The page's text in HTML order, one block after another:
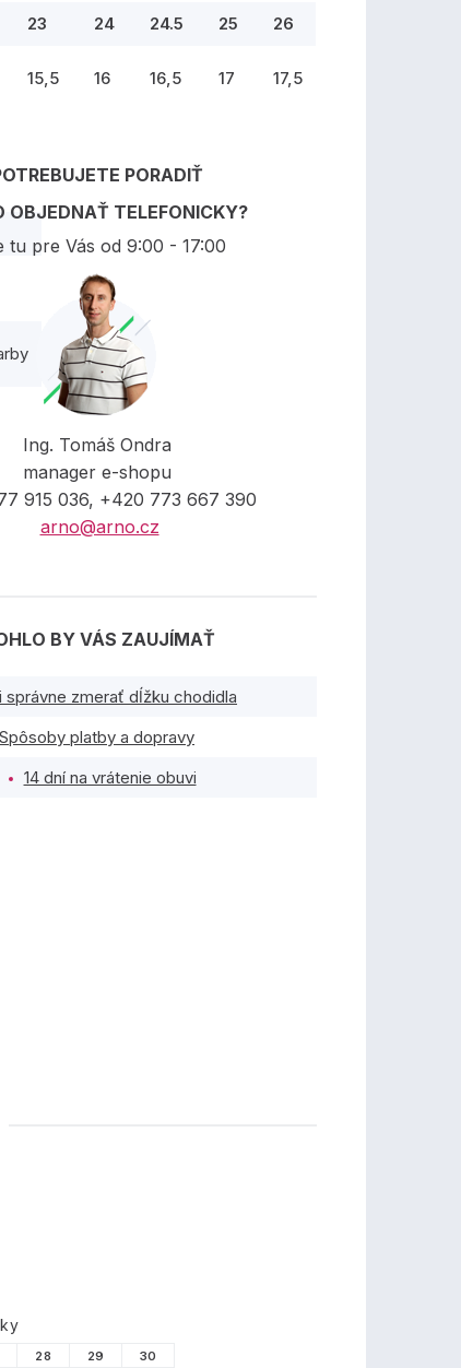
23 24 24.5 25 26
15,5 16 16,5 17 17,5
PORADIŤ
OBJEDNAŤ TELEFONICKY?
tu pre Vás od 9:00 - 17:00
Ing. Tomáš Ondra
manager e-shopu
915 036, +420 773 667 390
arno@arno.cz
BY VÁS ZAUJÍMAŤ
správne zmerať dĺžku chodidla
Spôsoby platby a dopravy
14 dní na vrátenie obuvi
28 29 30